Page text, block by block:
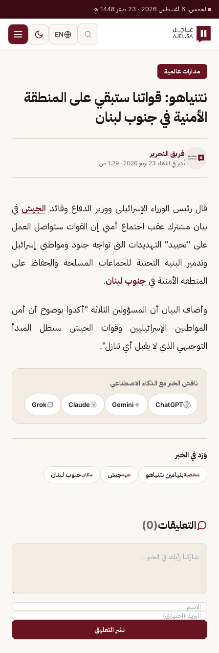
الخميس، 6 أغسطس 2026 · 23 صفر 1448 هـ
EN
مدارات عالمية
نتنياهو: قواتنا ستبقي على المنطقة
الأمنية في جنوب لبنان
فريق التحرير
نُشر في الثلاثاء 23 يونيو 2026 · 1:29 ص
قال رئيس الوزراء الإسرائيلي ووزير الدفاع وقائد الجيش في
بيان مشترك عقب اجتماع أمني إن القوات ستواصل العمل
على "تحييد" التهديدات التي تواجه جنود ومواطني إسرائيل
وتدمير البنية التحتية للجماعات المسلحة والحفاظ على
المنطقة الأمنية في جنوب لبنان.
وأضاف البيان أن المسؤولين الثلاثة "أكدوا بوضوح أن أمن
المواطنين الإسرائيليين وقوات الجيش سيظل المبدأ
التوجيهي الذي لا يقبل أي تنازل".
ناقش الخبر مع الذكاء الاصطناعي
ChatGPT
Gemini
Claude
Grok
وَرَد في الخبر
شخصيةبنيامين نتنياهو جهةجيش مكانجنوب لبنان
التعليقات(
0
)
نشر التعليق